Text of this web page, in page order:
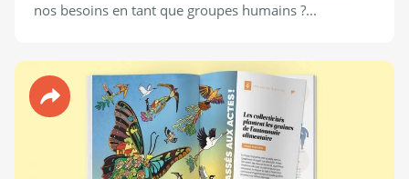
nos besoins en tant que groupes humains ?...
Revue 90°